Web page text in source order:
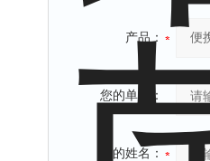
产品：
您的单位：
您的姓名：